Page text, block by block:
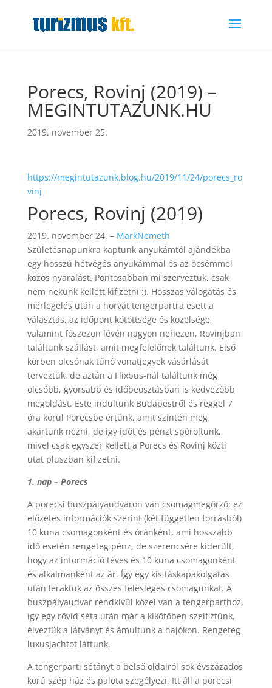
Porecs, Rovinj (2019) –
MEGINTUTAZUNK.HU
2019. november 25.
https://megintutazunk.blog.hu/2019/11/24/porecs_ro
vinj
Porecs, Rovinj (2019)
2019. november 24. – MarkNemeth
Születésnapunkra kaptunk anyukámtól ajándékba
egy hosszú hétvégés anyukámmal és az öcsémmel
közös nyaralást. Pontosabban mi szerveztük, csak
nem nekünk kellett kifizetni :). Hosszas válogatás és
mérlegelés után a horvát tengerpartra esett a
választás, az időpont kötöttsége és közelsége,
valamint főszezon lévén nagyon nehezen, Rovinjban
találtunk szállást, amit megfelelőnek találtunk. Első
körben olcsónak tűnő vonatjegyek vásárlását
terveztük, de aztán a Flixbus-nál találtunk még
olcsóbb, gyorsabb és időbeosztásban is kedvezőbb
megoldást. Este indultunk Budapestről és reggel 7
óra körül Porecsbe értünk, amit szintén meg
akartunk nézni, de így időt és pénzt spóroltunk,
mivel csak egyszer kellett a Porecs és Rovinj közti
utat pluszban kifizetni.
1. nap – Porecs
A porecsi buszpályaudvaron van csomagmegőrző; ez
előzetes információk szerint (két független forrásból)
10 kuna csomagonként és óránként, ami hosszabb
idő esetén rengeteg pénz, de szerencsére kiderült,
hogy az információ téves és 10 kuna csomagonként
és alkalmanként az ár. Így egy kis táskapakolgatás
után leraktuk az összes felesleges csomagunkat. A
buszpályaudvar rendkívül közel van a tengerparthoz,
így egy rövid séta után már a kikötőben szelfiztünk,
élveztük a látványt és ámultunk a hajókon. Rengeteg
luxusjachtot láttunk.
A tengerparti sétányt a belső oldalról sok évszázados
korú szép ház és palota szegélyezi. Itt áll a porecsi